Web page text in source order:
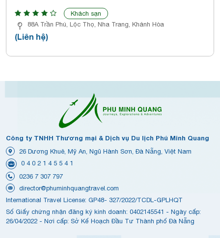
Khách sạn
88A Trần Phú, Lộc Thọ, Nha Trang, Khánh Hòa
(Liên hệ)
Công ty TNHH Thương mại & Dịch vụ Du lịch Phú Minh Quang
26 Dương Khuê, Mỹ An, Ngũ Hành Sơn, Đà Nẵng, Việt Nam
0 4 0 2 1 4 5 5 4 1
0236 7 307 797
director@phuminhquangtravel.com
International Travel License: GP48- 327/2022/TCDL-GPLHQT
Số Giấy chứng nhận đăng ký kinh doanh: 0402145541 - Ngày cấp:
26/04/2022 - Nơi cấp: Sở Kế Hoạch Đầu Tư Thành phố Đà Nẵng